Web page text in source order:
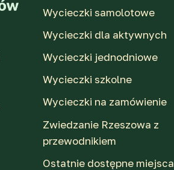
Wycieczki samolotowe
Wycieczki dla aktywnych
Wycieczki jednodniowe
Wycieczki szkolne
Wycieczki na zamówienie
Zwiedzanie Rzeszowa z
przewodnikiem
Ostatnie dostępne miejsca